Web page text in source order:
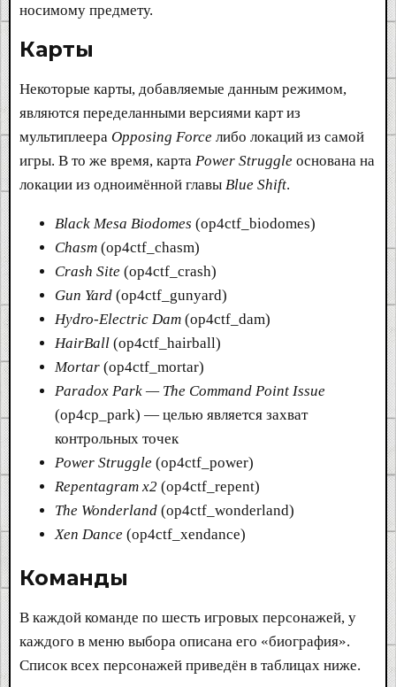
носимому предмету.
Карты​
Некоторые карты, добавляемые данным режимом,
являются переделанными версиями карт из
мультиплеера Opposing Force либо локаций из самой
игры. В то же время, карта Power Struggle основана на
локации из одноимённой главы Blue Shift.
Black Mesa Biodomes (op4ctf_biodomes)
Chasm (op4ctf_chasm)
Crash Site (op4ctf_crash)
Gun Yard (op4ctf_gunyard)
Hydro-Electric Dam (op4ctf_dam)
HairBall (op4ctf_hairball)
Mortar (op4ctf_mortar)
Paradox Park — The Command Point Issue
(op4cp_park) — целью является захват
контрольных точек
Power Struggle (op4ctf_power)
Repentagram x2 (op4ctf_repent)
The Wonderland (op4ctf_wonderland)
Xen Dance (op4ctf_xendance)
Команды​
В каждой команде по шесть игровых персонажей, у
каждого в меню выбора описана его «биография».
Список всех персонажей приведён в таблицах ниже.